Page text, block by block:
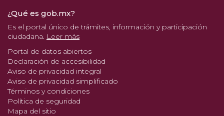
¿Qué es gob.mx?
Es el portal único de trámites, información y participación
ciudadana. Leer más
Portal de datos abiertos
Declaración de accesibilidad
Aviso de privacidad integral
Aviso de privacidad simplificado
Términos y condiciones
Política de seguridad
Mapa del sitio